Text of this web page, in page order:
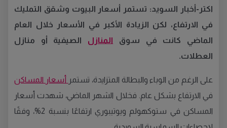
اكتر-أخبار السويد: تستمر أسعار البيوت وشقق التمليك
في الارتفاع، لكن الزيادة الأكبر في الأسعار خلال العام
الماضي كانت في سوق المنازل الصيفية أو منازل
العطلات.
على الرغم من الوباء والبطالة المتزايدة، تستمر أسعار المساكن
في الارتفاع بشكل عام فخلال الشهر الماضي، شهدت أسعار
المساكن في ستوكهولم ويوتيبوري ارتفاعًا بنسبة
، وفقًا